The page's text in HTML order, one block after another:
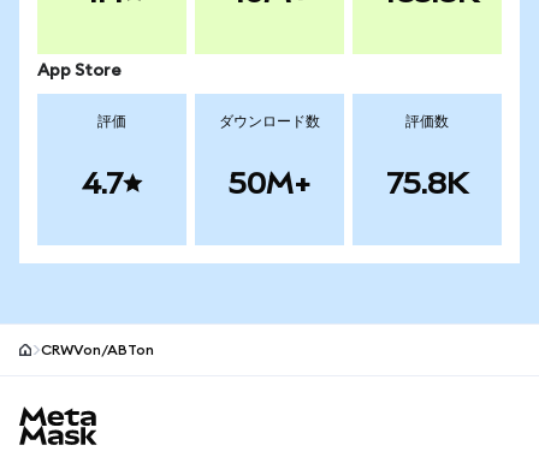
App Store
評価
4.7
ダウンロード数
50M+
評価数
75.8K
CRWVon/ABTon